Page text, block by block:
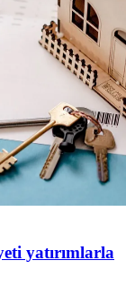
yatırımlarla